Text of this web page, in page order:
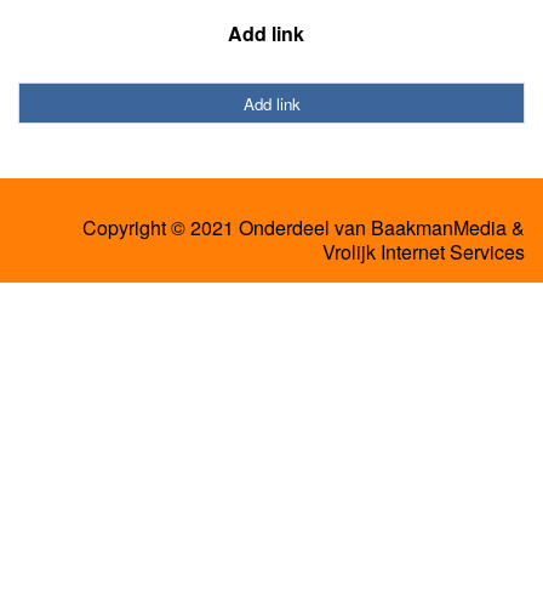
Add link
Add link
Copyright © 2021 Onderdeel van BaakmanMedia&
Vrolijk Internet Services